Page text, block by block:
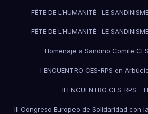
FÊTE DE L’HUMANITÉ : LE
FÊTE DE L’HUMANITÉ : LE
Homenaje a Sandino Comite
I ENCUENTRO CES-RPS en
II ENCUENTRO CES-RPS –
III Congreso Europeo de Solidaridad con